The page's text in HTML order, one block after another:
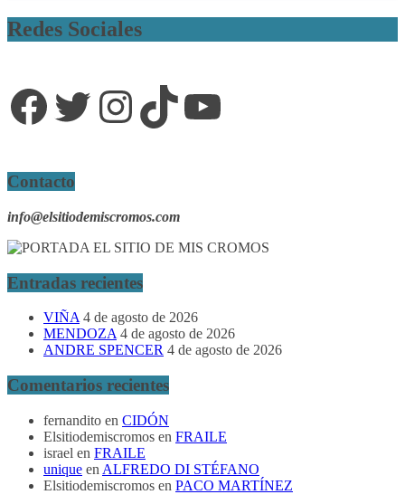
Redes Sociales
Facebook
Twitter
Instagram
TikTok
YouTube
Contacto
info@elsitiodemiscromos.com
Entradas recientes
VIÑA 4 de agosto de 2026
MENDOZA 4 de agosto de 2026
ANDRE SPENCER 4 de agosto de 2026
Comentarios recientes
fernandito en CIDÓN
Elsitiodemiscromos en FRAILE
israel en FRAILE
unique en ALFREDO DI STÉFANO
Elsitiodemiscromos en PACO MARTÍNEZ